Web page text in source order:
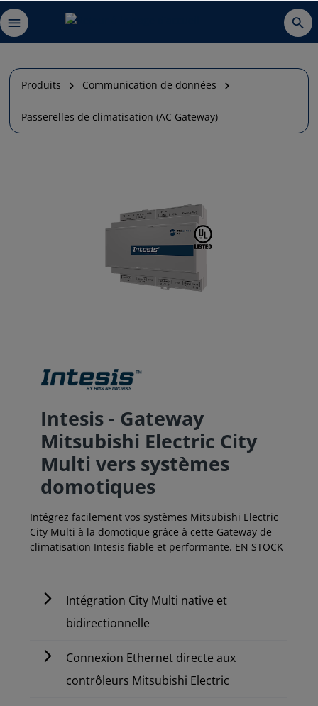
Produits Communication de données
Passerelles de climatisation (AC Gateway)
Intesis - Gateway
Mitsubishi Electric City
Multi vers systèmes
domotiques
Intégrez facilement vos systèmes Mitsubishi Electric
City Multi à la domotique grâce à cette Gateway de
climatisation Intesis fiable et performante. EN STOCK
Intégration City Multi native et
bidirectionnelle
Connexion Ethernet directe aux
contrôleurs Mitsubishi Electric